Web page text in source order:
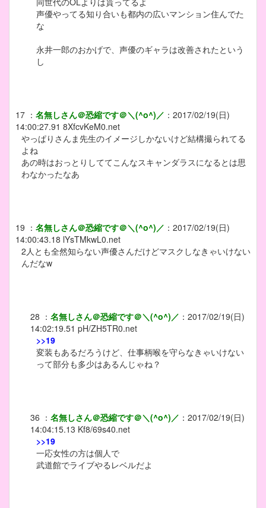
声優やってる知り合いも都内の広いマンション住んでた
な
永井一郎のおかげで、声優のギャラは改善されたという
し
17 ： 名無しさん＠恐縮です＠＼(^o^)／ ： 2017/02/19(日)
14:00:27.91 8XfcvKeM0.net
やっぱりさんま先生のイメージしかないけど結構撮られてる
よね
あの時はおっとりしててこんなスキャンダラスになるとは思
わなかったなあ
19 ： 名無しさん＠恐縮です＠＼(^o^)／ ： 2017/02/19(日)
14:00:43.18 lYsTMkwL0.net
2人とも全然知らない声優さんだけどマスクしなきゃいけない
んだなw
28 ： 名無しさん＠恐縮です＠＼(^o^)／ ： 2017/02/19(日)
14:02:19.51 pH/ZH5TR0.net
>>19
変装もあるだろうけど、仕事柄喉を守らなきゃいけない
って部分も多少はあるんじゃね？
36 ： 名無しさん＠恐縮です＠＼(^o^)／ ： 2017/02/19(日)
14:04:15.13 Kf8/69s40.net
>>19
一応女性の方は個人で
武道館でライブやるレベルだよ